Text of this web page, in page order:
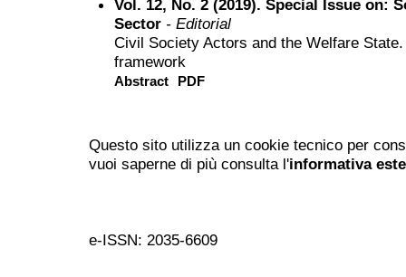
Vol. 12, No. 2 (2019). Special Issue on:
Sector - Editorial
Civil Society Actors and the Welfare
framework
Abstract PDF
Questo sito utilizza un cookie tecnico per
vuoi saperne di più consulta l'informativa
e-ISSN: 2035-6609